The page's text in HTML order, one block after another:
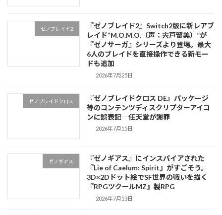
ゼノブレイド2
『ゼノブレイド2』Switch2版に新レアブ
レイド“M.O.M.O.（声：宍戸留美）”が
『ゼノサーガ』シリーズより登場。最大
6人のブレイドを直接操作できる新モー
ドも追加
2026年7月25日
ゼノブレイドクロス
『ゼノブレイドクロス DE』パッケージ
等のコンテンツディスクリプターアイコ
ンに誤表記―任天堂が謝罪
2026年7月15日
ゼノギアス
『ゼノギアス』にインスパイアされた
『Lie of Caelum: Spirit』がすごそう。
3D×2Dドット絵でSF世界の戦いを描く
『RPGツクールMZ』製RPG
2026年7月13日